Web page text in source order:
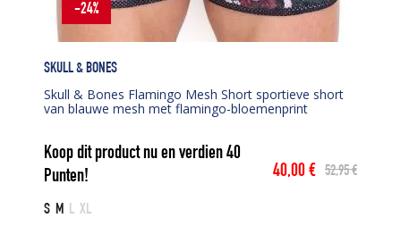
SKULL & BONES
Skull & Bones Flamingo Mesh Short sportieve short
van blauwe mesh met flamingo-bloemenprint
Koop dit product nu en verdien40
Punten!
52,95€
Oorspronkelijke
40,00€
Huidige
S M L XL
-24%